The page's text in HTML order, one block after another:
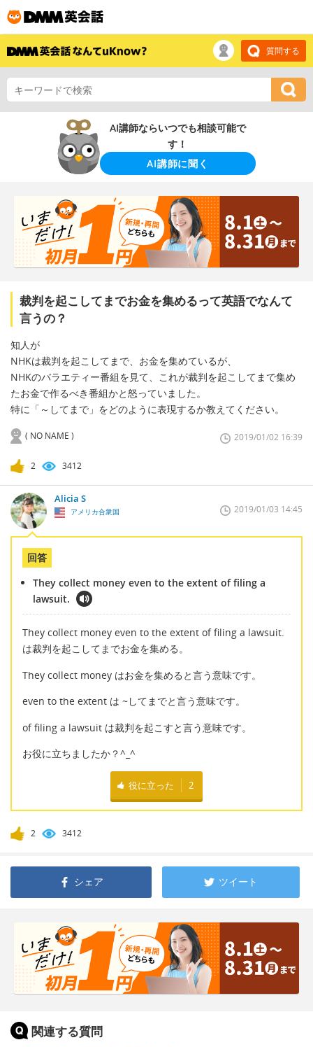
質問する
AI講師ならいつでも相談可能で
す！
AI講師に聞く
裁判を起こしてまでお金を集めるって英語でなんて
言うの？
知人が
NHKは裁判を起こしてまで、お金を集めているが、
NHKのバラエティー番組を見て、これが裁判を起こしてまで集め
たお金で作るべき番組かと怒っていました。
特に「～してまで」をどのように表現するか教えてください。
( NO NAME ) 2019/01/02 16:39
2 3412
Alicia S
アメリカ合衆国 2019/01/03 14:45
回答
They collect money even to the extent of filing a
lawsuit.
They collect money even to the extent of filing a lawsuit.
は裁判を起こしてまでお金を集める。
They collect money はお金を集めると言う意味です。
even to the extent は ~してまでと言う意味です。
of filing a lawsuit は裁判を起こすと言う意味です。
お役に立ちましたか？^_^
役に立った 2
2 3412
シェア ツイート
関連する質問